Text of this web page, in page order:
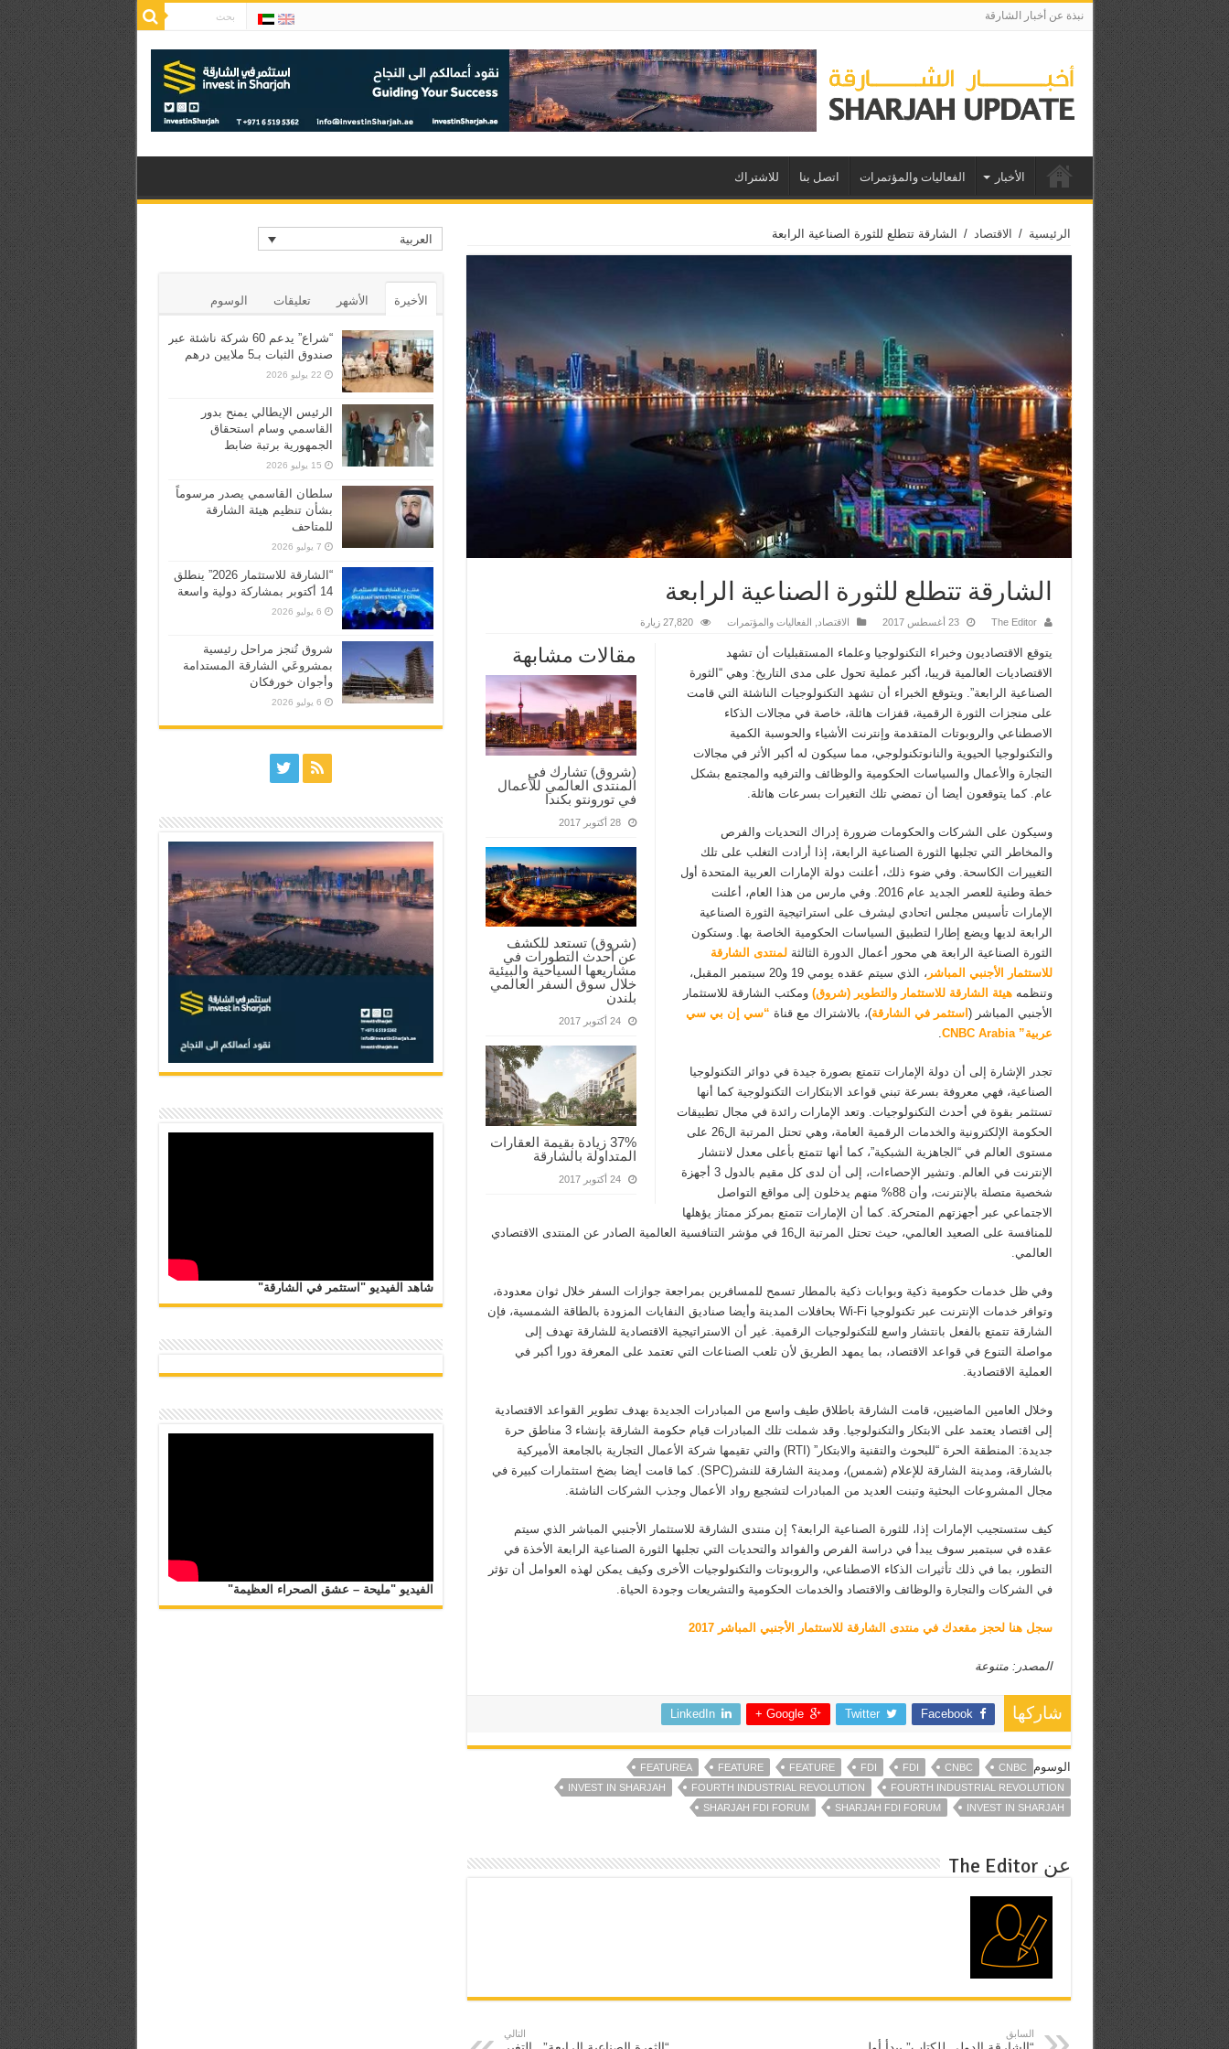
نبذة عن أخبار الشارقة
الأخبار الفعاليات والمؤتمرات اتصل بنا للاشتراك
الرئيسية / الاقتصاد / الشارقة تتطلع للثورة الصناعية الرابعة
الشارقة تتطلع للثورة الصناعية الرابعة
The Editor 23 أغسطس 2017 الاقتصاد الفعاليات والمؤتمرات 27,820 زيارة
مقالات مشابهة
(شروق) تشارك في
المنتدى العالمي للأعمال
في تورونتو بكندا
28 أكتوبر 2017
(شروق) تستعد للكشف
عن أحدث التطورات في
مشاريعها السياحية والبيئية
خلال سوق السفر العالمي
بلندن
24 أكتوبر 2017
37% زيادة بقيمة العقارات
المتداولة بالشارقة
24 أكتوبر 2017
يتوقع الاقتصاديون وخبراء التكنولوجيا وعلماء المستقبليات أن تشهد
الاقتصاديات العالمية قريبا، أكبر عملية تحول على مدى التاريخ: وهي “الثورة
الصناعية الرابعة”. ويتوقع الخبراء أن تشهد التكنولوجيات الناشئة التي قامت
على منجزات الثورة الرقمية، قفزات هائلة، خاصة في مجالات الذكاء
الاصطناعي والروبوتات المتقدمة وإنترنت الأشياء والحوسبة الكمية
والتكنولوجيا الحيوية والنانوتكنولوجي، مما سيكون له أكبر الأثر في مجالات
التجارة والأعمال والسياسات الحكومية والوظائف والترفيه والمجتمع بشكل
عام. كما يتوقعون أيضا أن تمضي تلك التغيرات بسرعات هائلة.
وسيكون على الشركات والحكومات ضرورة إدراك التحديات والفرص
والمخاطر التي تجلبها الثورة الصناعية الرابعة، إذا أرادت التغلب على تلك
التغييرات الكاسحة. وفي ضوء ذلك، أعلنت دولة الإمارات العربية المتحدة أول
خطة وطنية للعصر الجديد عام 2016. وفي مارس من هذا العام، أعلنت
الإمارات تأسيس مجلس اتحادي ليشرف على استراتيجية الثورة الصناعية
الرابعة لديها ويضع إطارا لتطبيق السياسات الحكومية الخاصة بها. وستكون
الثورة الصناعية الرابعة هي محور أعمال الدورة الثالثةلمنتدى الشارقة
للاستثمار الأجنبي المباشر
، الذي سيتم عقده يومي 19 و20 سبتمبر المقبل،
وتنظمههيئة الشارقة للاستثمار والتطوير (شروق) ومكتب الشارقة للاستثمار
الأجنبي المباشر ( استثمر في الشارقة)، بالاشتراك مع قناة “سي إن بي سي
عربية” CNBC Arabia
تجدر الإشارة إلى أن دولة الإمارات تتمتع بصورة جيدة في دوائر التكنولوجيا
الصناعية، فهي معروفة بسرعة تبني قواعد الابتكارات التكنولوجية كما أنها
تستثمر بقوة في أحدث التكنولوجيات. وتعد الإمارات رائدة في مجال تطبيقات
الحكومة الإلكترونية والخدمات الرقمية العامة، وهي تحتل المرتبة ال26 على
مستوى العالم في “الجاهزية الشبكية”، كما أنها تتمتع بأعلى معدل لانتشار
الإنترنت في العالم. وتشير الإحصاءات، إلى أن لدى كل مقيم بالدول 3 أجهزة
شخصية متصلة بالإنترنت، وأن 88% منهم يدخلون إلى مواقع التواصل
الاجتماعي عبر أجهزتهم المتحركة. كما أن الإمارات تتمتع بمركز ممتاز يؤهلها
للمنافسة على الصعيد العالمي، حيث تحتل المرتبة ال16 في مؤشر التنافسية العالمية الصادر عن المنتدى الاقتصادي
العالمي.
وفي ظل خدمات حكومية ذكية وبوابات ذكية بالمطار تسمح للمسافرين بمراجعة جوازات السفر خلال ثوان معدودة،
وتوافر خدمات الإنترنت عبر تكنولوجيا Wi-Fi بحافلات المدينة وأيضا صناديق النفايات المزودة بالطاقة الشمسية، فإن
الشارقة تتمتع بالفعل بانتشار واسع للتكنولوجيات الرقمية. غير أن الاستراتيجية الاقتصادية للشارقة تهدف إلى
مواصلة التنوع في قواعد الاقتصاد، بما يمهد الطريق لأن تلعب الصناعات التي تعتمد على المعرفة دورا أكبر في
العملية الاقتصادية.
وخلال العامين الماضيين، قامت الشارقة باطلاق طيف واسع من المبادرات الجديدة بهدف تطوير القواعد الاقتصادية
إلى اقتصاد يعتمد على الابتكار والتكنولوجيا. وقد شملت تلك المبادرات قيام حكومة الشارقة بإنشاء 3 مناطق حرة
جديدة: المنطقة الحرة “للبحوث والتقنية والابتكار” (RTI) والتي تقيمها شركة الأعمال التجارية بالجامعة الأميركية
بالشارقة، ومدينة الشارقة للإعلام (شمس)، ومدينة الشارقة للنشر(SPC). كما قامت أيضا بضخ استثمارات كبيرة في
مجال المشروعات البحثية وتبنت العديد من المبادرات لتشجيع رواد الأعمال وجذب الشركات الناشئة.
كيف ستستجيب الإمارات إذا، للثورة الصناعية الرابعة؟ إن منتدى الشارقة للاستثمار الأجنبي المباشر الذي سيتم
عقده في سبتمبر سوف يبدأ في دراسة الفرص والفوائد والتحديات التي تجلبها الثورة الصناعية الرابعة الأخذة في
التطور، بما في ذلك تأثيرات الذكاء الاصطناعي، والروبوتات والتكنولوجيات الأخرى وكيف يمكن لهذه العوامل أن تؤثر
في الشركات والتجارة والوظائف والاقتصاد والخدمات الحكومية والتشريعات وجودة الحياة.
سجل هنا لحجز مقعدك في منتدى الشارقة للاستثمار الأجنبي المباشر 2017
المصدر: متنوعة
شاركها Facebook
Twitter
Google +
LinkedIn
الوسوم CNBC
CNBC
FDI
FDI
FEATURE
FEATURE
FEATUREA
FOURTH INDUSTRIAL REVOLUTION
FOURTH INDUSTRIAL REVOLUTION
INVEST IN SHARJAH
INVEST IN SHARJAH
SHARJAH FDI FORUM
SHARJAH FDI FORUM
عن The Editor
السابق التالي
العربية
الأخيرة الأشهر تعليقات الوسوم
“شراع” يدعم 60 شركة ناشئة عبر
صندوق الثبات بـ5 ملايين درهم
22 يوليو 2026
الرئيس الإيطالي يمنح بدور
القاسمي وسام استحقاق
الجمهورية برتبة ضابط
15 يوليو 2026
سلطان القاسمي يصدر مرسوماً
بشأن تنظيم هيئة الشارقة
للمتاحف
7 يوليو 2026
“الشارقة للاستثمار 2026” ينطلق
14 أكتوبر بمشاركة دولية واسعة
6 يوليو 2026
شروق تُنجز مراحل رئيسية
بمشروعَي الشارقة المستدامة
وأجوان خورفكان
6 يوليو 2026
شاهد الفيديو "استثمر في الشارقة"
الفيديو "مليحة – عشق الصحراء العظيمة"